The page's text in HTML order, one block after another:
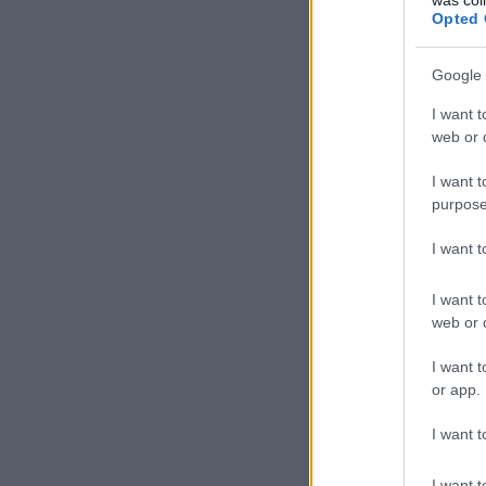
Opted
Google
I want
web or
I want
I want
I want
web or
I want
or app.
I want